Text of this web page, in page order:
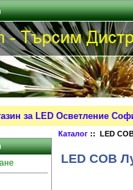
за LED Осветление
Каталог :: LED
LED COB